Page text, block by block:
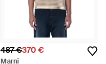
487 €370 €
Marni